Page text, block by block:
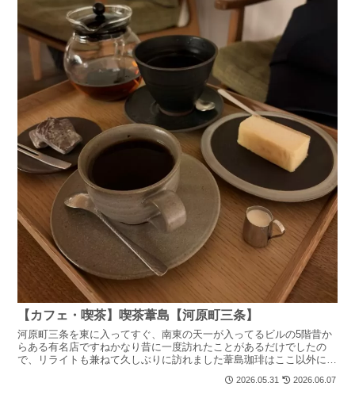
【カフェ・喫茶】喫茶葦島【河原町三条】
河原町三条を東に入ってすぐ、南東の天一が入ってるビルの5階昔か
らある有名店ですねかなり昔に一度訪れたことがあるだけでしたの
で、リライトも兼ねて久しぶりに訪れました葦島珈琲はここ以外にも
2026.05.31 2026.06.07